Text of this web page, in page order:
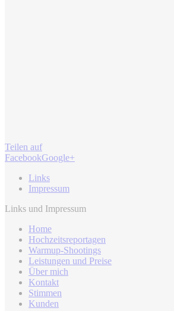
Teilen auf
FacebookGoogle+
Links
Impressum
Links und Impressum
Home
Hochzeitsreportagen
Warmup-Shootings
Leistungen und Preise
Über mich
Kontakt
Stimmen
Kunden